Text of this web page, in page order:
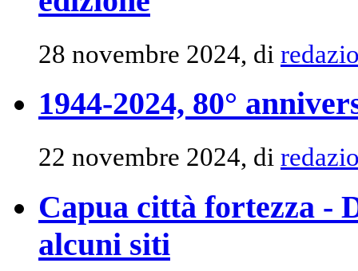
28 novembre 2024, di
1944-2024, 80°
22 novembre 2024, di
Capua città fortezza -
alcuni siti